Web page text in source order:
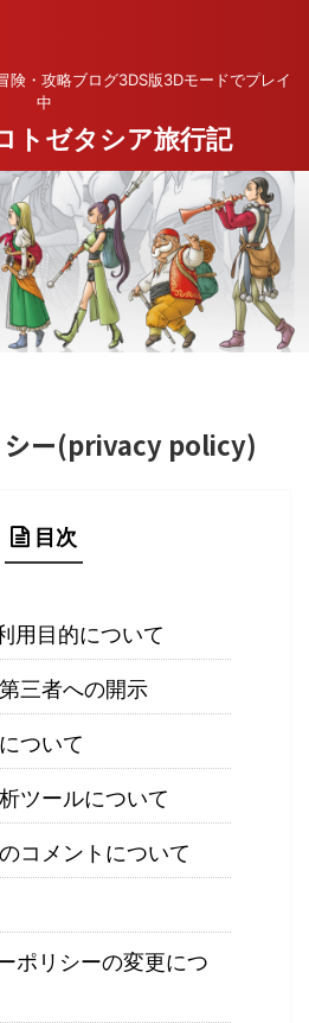
険・攻略ブログ3DS版3Dモードでプレイ
中
トゼタシア旅行記
シー(privacy policy)
目次
用目的について
三者への開示
ついて
ツールについて
コメントについて
ポリシーの変更につ